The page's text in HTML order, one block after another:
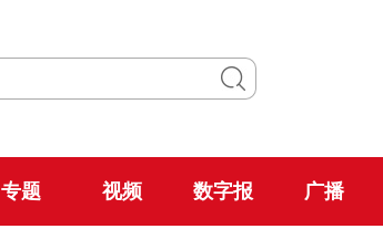
专题 视频 数字报 广播